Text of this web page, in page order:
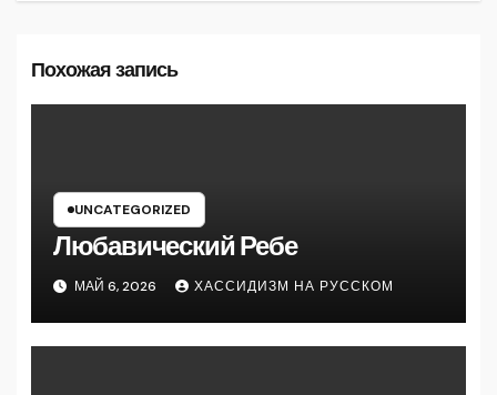
Похожая запись
UNCATEGORIZED
Любавический Ребе
МАЙ 6, 2026 ХАССИДИЗМ НА РУССКОМ